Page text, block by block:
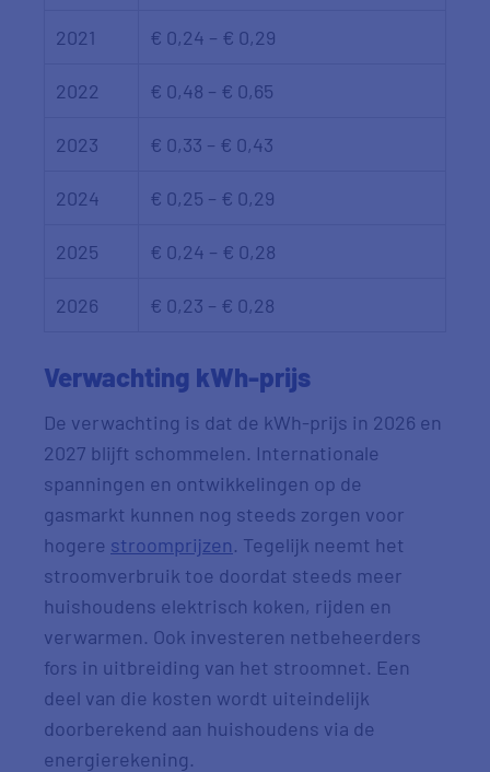
2021 € 0,24 – € 0,29
2022 € 0,48 – € 0,65
2023 € 0,33 – € 0,43
2024 € 0,25 – € 0,29
2025 € 0,24 – € 0,28
2026 € 0,23 – € 0,28
Verwachting kWh-prijs
De verwachting is dat de kWh-prijs in 2026 en
2027 blijft schommelen. Internationale
spanningen en ontwikkelingen op de
gasmarkt kunnen nog steeds zorgen voor
hogere stroomprijzen. Tegelijk neemt het
stroomverbruik toe doordat steeds meer
huishoudens elektrisch koken, rijden en
verwarmen. Ook investeren netbeheerders
fors in uitbreiding van het stroomnet. Een
deel van die kosten wordt uiteindelijk
doorberekend aan huishoudens via de
energierekening.